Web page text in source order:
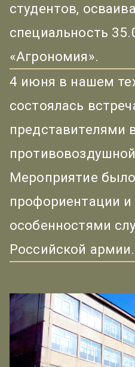
студентов,
специальность
«Агрономия».
4 июня в нашем
состоялась
представителями
Мероприятие
профориентации и
особенностями
Российской армии.